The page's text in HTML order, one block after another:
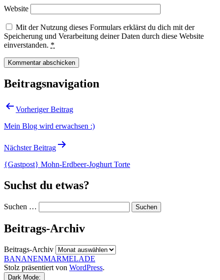
Website
Mit der Nutzung dieses Formulars erklärst du dich mit der
Speicherung und Verarbeitung deiner Daten durch diese Website
einverstanden. *
Beitragsnavigation
Vorheriger Beitrag
Mein Blog wird erwachsen :)
Nächster Beitrag
{Gastpost} Mohn-Erdbeer-Joghurt Torte
Suchst du etwas?
Suchen …
Beitrags-Archiv
Beitrags-Archiv
BANANENMARMELADE
Stolz präsentiert von WordPress.
Dark Mode: